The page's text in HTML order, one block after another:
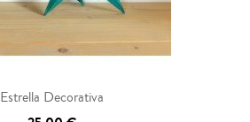
Estrella Decorativa